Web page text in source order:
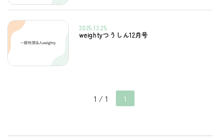
2025.12.25
weightyつうしん12月号
1 / 1 1